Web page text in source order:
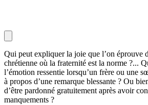
Qui peut expliquer la joie que l’on éprouve
chrétienne où la fraternité est la norme ?...
l’émotion ressentie lorsqu’un frère ou une
à propos d’une remarque blessante ? Ou
d’être pardonné gratuitement après avoir
manquements ?